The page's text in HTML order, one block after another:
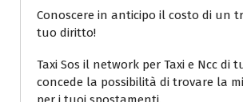
Conoscere in anticipo il costo di un
tuo diritto!
Taxi Sos il network per Taxi e Ncc di
concede la possibilità di trovare la